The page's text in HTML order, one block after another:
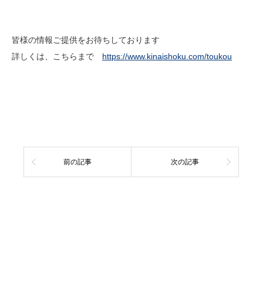
皆様の情報ご提供をお待ちしております
詳しくは、こちらまで https://www.kinaishoku.com/toukou
前の記事 次の記事